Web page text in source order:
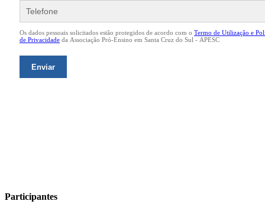
Participantes